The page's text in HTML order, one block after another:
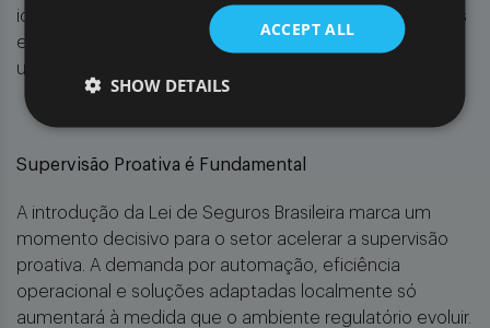
identificar possíveis vulnerabilidades, aprimorar defesas
e fortalecer a segurança contra riscos cibernéticos em
um cenário digital cada vez mais conectado.
Supervisão Proativa é Fundamental
A introdução da Lei de Seguros Brasileira marca um
momento decisivo para o setor acelerar a supervisão
proativa. A demanda por automação, eficiência
operacional e soluções adaptadas localmente só
aumentará à medida que o ambiente regulatório evoluir.
ACCEPT ALL
SHOW DETAILS